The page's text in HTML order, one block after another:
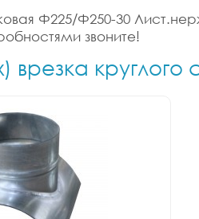
Ф225/Ф250-30
звоните!
круглого